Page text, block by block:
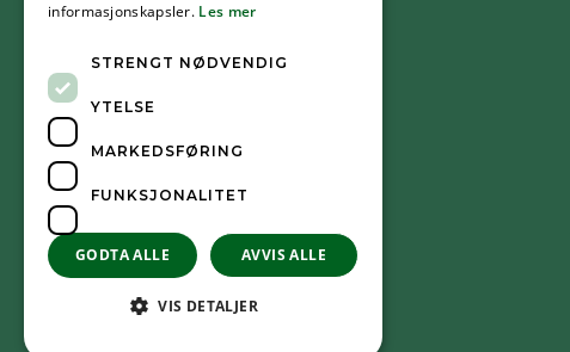
informasjonskapsler. Les mer
STRENGT NØDVENDIG
YTELSE
MARKEDSFØRING
FUNKSJONALITET
GODTA ALLE AVVIS ALLE
VIS DETALJER